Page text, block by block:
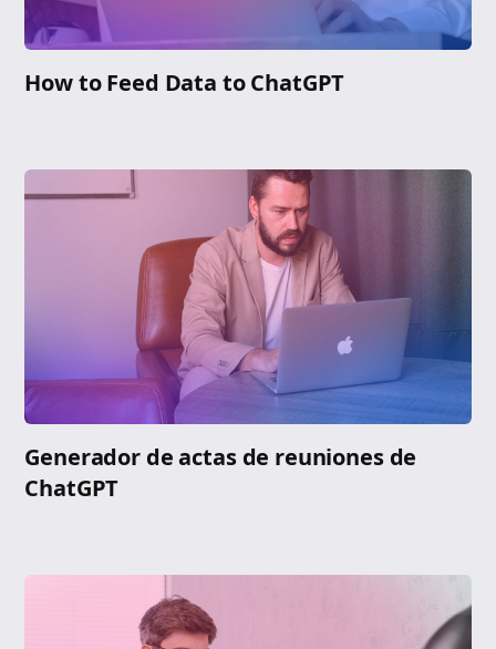
How to Feed Data to ChatGPT
Generador de actas de reuniones de
ChatGPT